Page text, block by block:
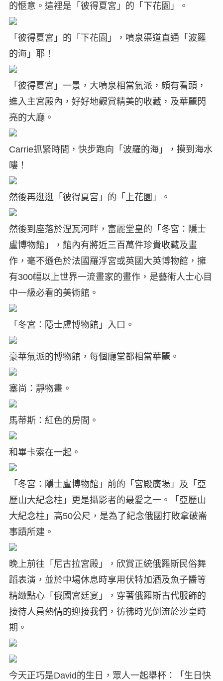
的愜意。這裡是「彼得夏宮」的「下花園」。
「彼得夏宮」的「下花園」，噴泉渠道直通「波羅
的海」耶！
「彼得夏宮」一景，大噴泉相當氣派，頗有看頭，
進入主宮殿內，好好地觀賞精美的收藏，及華麗閃
亮的大廳。
Carrie抓緊時間，快步跑向「波羅的海」，摸到海水
嘍！
然後再逛逛「彼得夏宮」的「上花園」。
然後到座落於涅瓦河畔，富麗堂皇的「冬宮：隱士
盧博物館」，館內有將近三百萬件珍貴收藏及畫
作，毫不遜色於法國羅浮宮或英國大英博物館，擁
有300幅以上世界一流畫家的畫作，是藝術人士心目
中一級必看的美術館。
「冬宮：隱士盧博物館」入口。
豪華氣派的博物館，每個廳堂都相當華麗。
塞尚：靜物畫。
馬蒂斯：紅色的房間。
和畢卡索在一起。
「冬宮：隱士盧博物館」前的「宮殿廣場」及「亞
歷山大紀念柱」更是攝影者的最愛之一。「亞歷山
大紀念柱」高50公尺，是為了紀念俄國打敗拿破崙
事蹟所建。
晚上前往「尼古拉宮殿」，欣賞正統俄羅斯民俗舞
蹈表演，並於中場休息時享用伏特加酒及魚子醬等
精緻點心「俄國宮廷宴」，穿著俄羅斯古代服飾的
接待人員熱情的迎接我們，彷彿時光倒流於沙皇時
期。
今天正巧是David的生日，眾人一起舉杯：「生日快